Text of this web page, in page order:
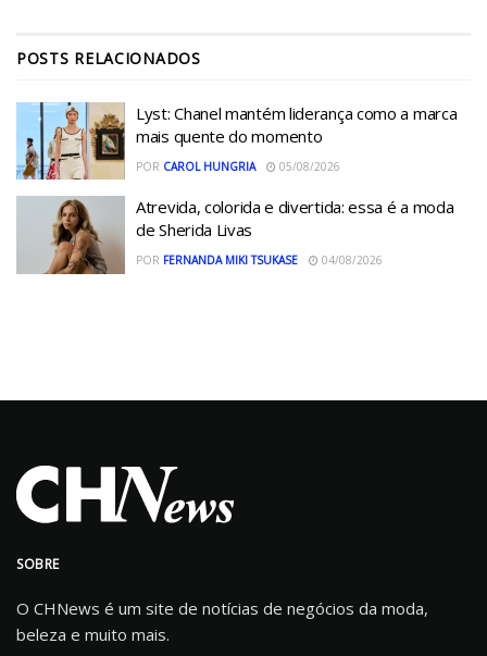
POSTS RELACIONADOS
Lyst: Chanel mantém liderança como a marca
mais quente do momento
POR CAROL HUNGRIA 05/08/2026
Atrevida, colorida e divertida: essa é a moda
de Sherida Livas
POR FERNANDA MIKI TSUKASE 04/08/2026
SOBRE
O CHNews é um site de notícias de negócios da moda,
beleza e muito mais.